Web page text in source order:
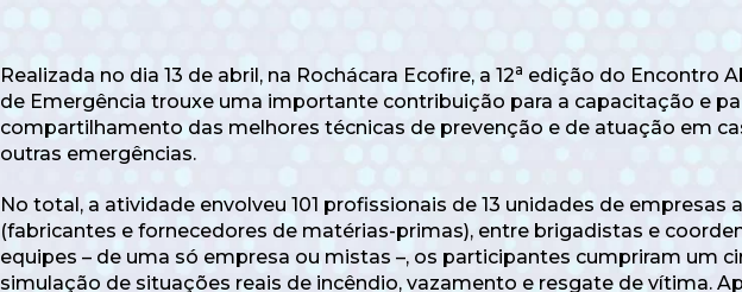
Realizada no dia 13 de abril, na Rochácara Ecofire, a 12a edição do Encontro
de Emergência trouxe uma importante contribuição para a capacitação e
compartilhamento das melhores técnicas de prevenção e de atuação em
outras emergências.
No total, a atividade envolveu 101 profissionais de 13 unidades de empresas
(fabricantes e fornecedores de matérias-primas), entre brigadistas e
equipes – de uma só empresa ou mistas –, os participantes cumpriram um
simulação de situações reais de incêndio, vazamento e resgate de vítima.